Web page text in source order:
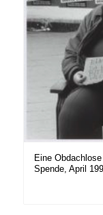
Eine
Spende, April